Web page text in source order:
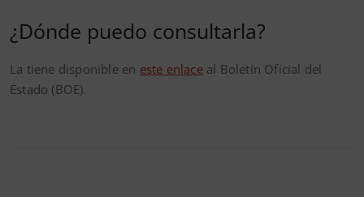
¿Dónde puedo consultarla?
La tiene disponible en este enlaceal Boletín Oficial del
Estado (BOE).